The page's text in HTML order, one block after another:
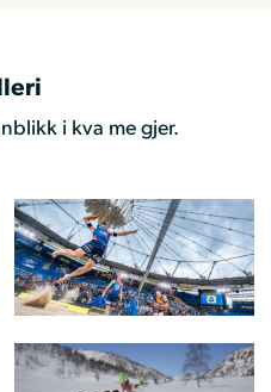
i kva me gjer.